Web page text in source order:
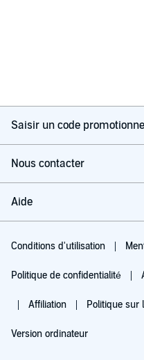
Saisir un code
Nous contacter
Aide
Conditions d'utilisation
Politique de confidentialité
Affiliation Politique sur
Version ordinateur